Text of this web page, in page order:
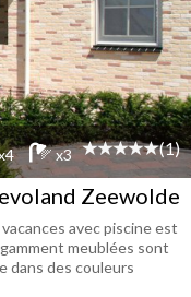
x3 (1)
Zeewolde
avec piscine est
meublées sont
dans des couleurs